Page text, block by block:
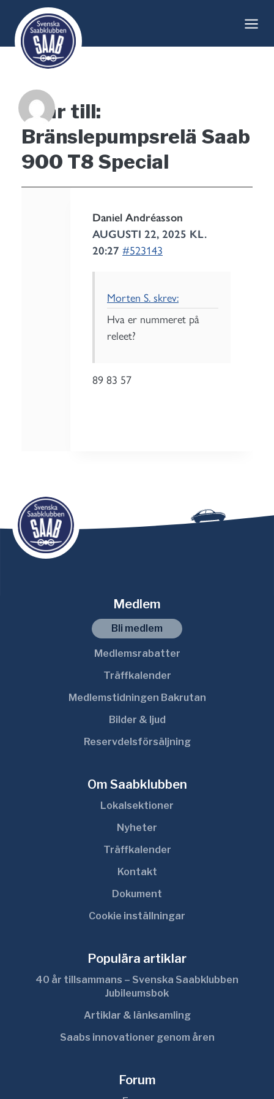
content
Svar till:
Bränslepumpsrelä Saab
900 T8 Special
Daniel Andréasson
AUGUSTI 22, 2025 KL.
20:27 #523143
Morten S. skrev:
Hva er nummeret på
releet?
89 83 57
Medlem
Bli medlem
Medlemsrabatter
Träffkalender
Medlemstidningen Bakrutan
Bilder & ljud
Reservdelsförsäljning
Om Saabklubben
Lokalsektioner
Nyheter
Träffkalender
Kontakt
Dokument
Cookie inställningar
Populära artiklar
40 år tillsammans – Svenska Saabklubben
Jubileumsbok
Artiklar & länksamling
Saabs innovationer genom åren
Forum